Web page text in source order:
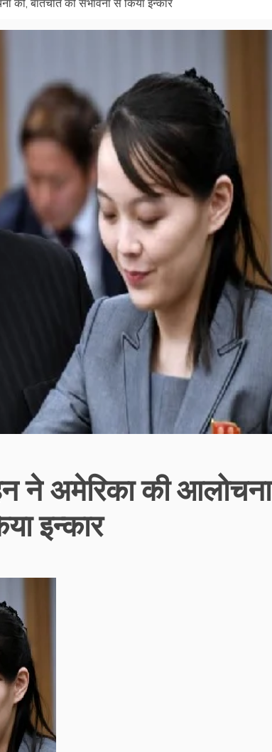
की, बातचीत की संभावना से किया इन्कार
ने अमेरिका की आलोचना
इन्कार